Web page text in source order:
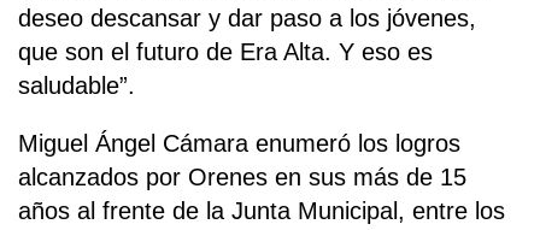
deseo descansar y dar paso a los jóvenes,
que son el futuro de Era Alta. Y eso es
saludable”.
Miguel Ángel Cámara enumeró los logros
alcanzados por Orenes en sus más de 15
años al frente de la Junta Municipal, entre los